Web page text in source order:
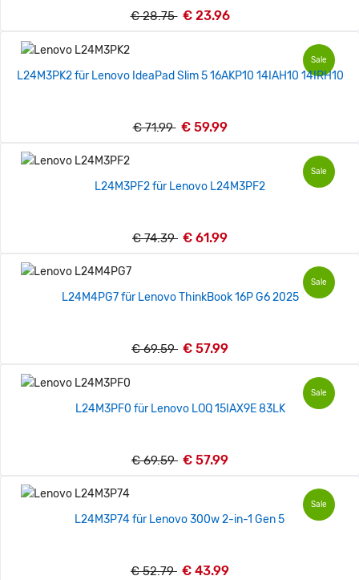
€ 28.75 € 23.96
Sale
L24M3PK2 für Lenovo IdeaPad Slim 5 16AKP10 14IAH10 14IRH10
€ 71.99 € 59.99
Sale
L24M3PF2 für Lenovo L24M3PF2
€ 74.39 € 61.99
Sale
L24M4PG7 für Lenovo ThinkBook 16P G6 2025
€ 69.59 € 57.99
Sale
L24M3PF0 für Lenovo LOQ 15IAX9E 83LK
€ 69.59 € 57.99
Sale
L24M3P74 für Lenovo 300w 2-in-1 Gen 5
€ 52.79 € 43.99